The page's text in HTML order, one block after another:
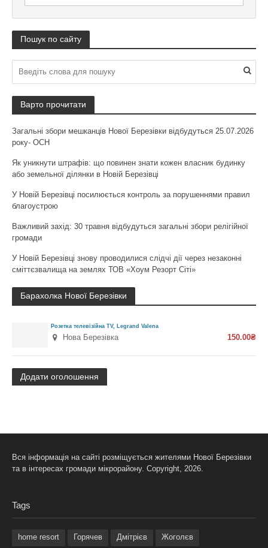
Пошук по сайту
Варто прочитати
Загальні збори мешканців Нової Березівки відбудуться 25.07.2026
року- ОСН
Як уникнути штрафів: що повинен знати кожен власник будинку
або земельної ділянки в Новій Березівці
У Новій Березівці посилюється контроль за порушеннями правил
благоустрою
Важливий захід: 30 травня відбудуться загальні збори релігійної
громади
У Новій Березівці знову проводилися слідчі дії через незаконні
сміттєзвалища на землях ТОВ «Хоум Резорт Сіті»
Барахолка Нової Березівки
Розетка телевізійна TV, Legrand Valena
Нова Березівка 150.00₴
Додати оголошення
Вся інформація на сайті розміщується жителями Нової Березівки
та в інтересах громади мікрорайону. Copyright, 2026.
Tags
home resort Горячев Дмітрієв Жоголєв